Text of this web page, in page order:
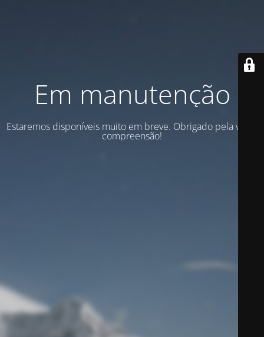
Em manutenção
Estaremos disponíveis muito em breve. Obrigado pela vossa
compreensão!